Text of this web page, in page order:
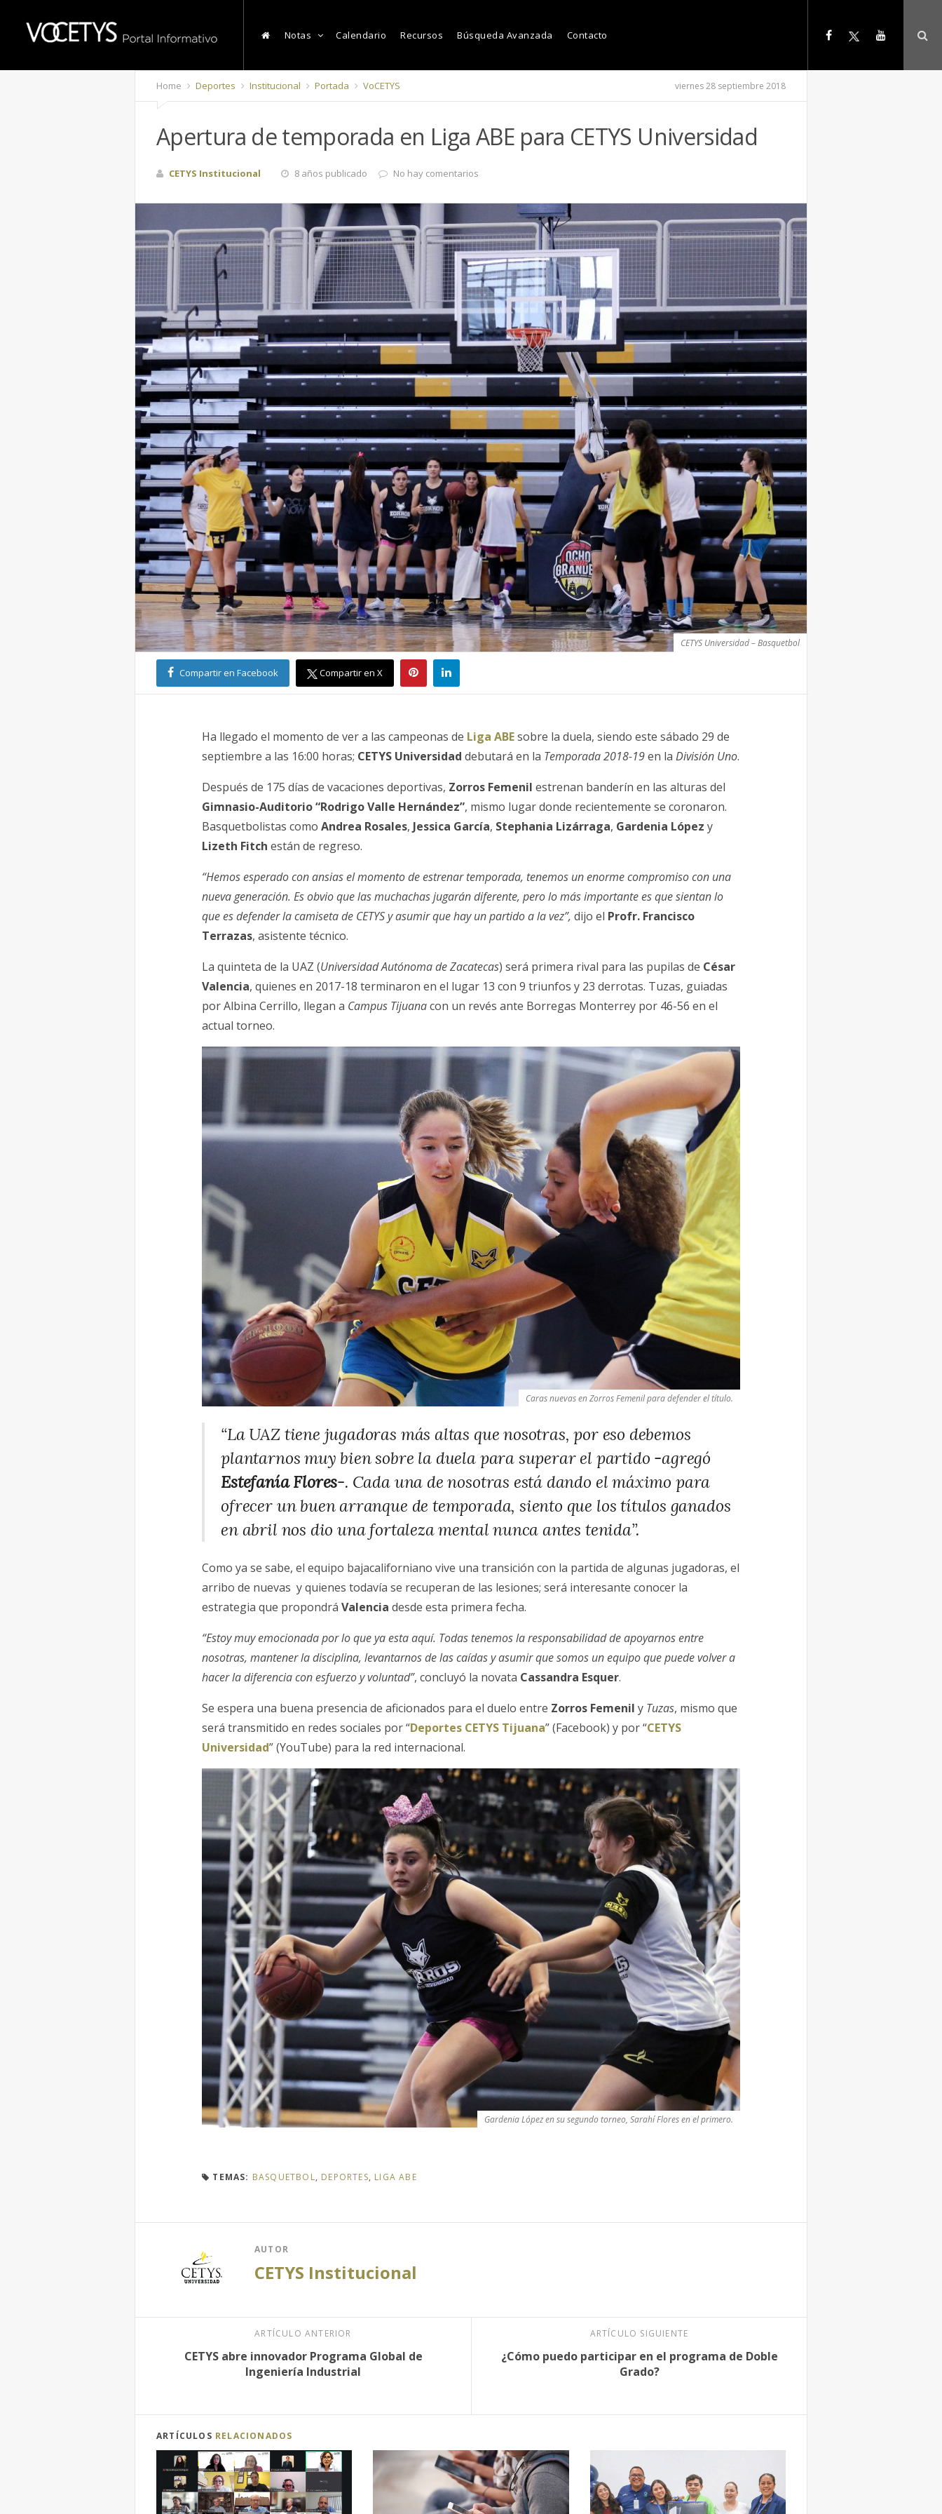
Notas Calendario Recursos Búsqueda Avanzada Contacto
Home Deportes Institucional Portada VoCETYS viernes 28 septiembre 2018
Apertura de temporada en Liga ABE para CETYS Universidad
CETYS Institucional 8 años publicado No hay comentarios
CETYS Universidad – Basquetbol
Compartir en Facebook Compartir en X
Ha llegado el momento de ver a las campeonas de Liga ABEsobre la duela, siendo este sábado 29 de
septiembre a las 16:00 horas; CETYS Universidad debutará en la Temporada 2018-19en la División Uno.
Después de 175 días de vacaciones deportivas, Zorros Femenil estrenan banderín en las alturas del
Gimnasio-Auditorio “Rodrigo Valle Hernández”, mismo lugar donde recientemente se coronaron.
Basquetbolistas como Andrea Rosales, Jessica García, Stephania Lizárraga, Gardenia López y
Lizeth Fitch están de regreso.
“Hemos esperado con ansias el momento de estrenar temporada, tenemos un enorme compromiso con una
nueva generación. Es obvio que las muchachas jugarán diferente, pero lo más importante es que sientan lo
que es defender la camiseta de CETYS y asumir que hay un partido a la vez”, dijo el Profr. Francisco
Terrazas, asistente técnico.
La quinteta de la UAZ (Universidad Autónoma de Zacatecas) será primera rival para las pupilas de César
Valencia, quienes en 2017-18 terminaron en el lugar 13 con 9 triunfos y 23 derrotas. Tuzas, guiadas
por Albina Cerrillo, llegan a Campus Tijuanacon un revés ante Borregas Monterrey por 46-56 en el
actual torneo.
Caras nuevas en Zorros Femenil para defender el título.
“La UAZ tiene jugadoras más altas que nosotras, por eso debemos
plantarnos muy bien sobre la duela para superar el partido -agregó
Estefanía Flores-. Cada una de nosotras está dando el máximo para
ofrecer un buen arranque de temporada, siento que los títulos ganados
en abril nos dio una fortaleza mental nunca antes tenida”.
Como ya se sabe, el equipo bajacaliforniano vive una transición con la partida de algunas jugadoras, el
arribo de nuevas y quienes todavía se recuperan de las lesiones; será interesante conocer la
estrategia que propondrá Valencia desde esta primera fecha.
“Estoy muy emocionada por lo que ya esta aquí. Todas tenemos la responsabilidad de apoyarnos entre
nosotras, mantener la disciplina, levantarnos de las caídas y asumir que somos un equipo que puede volver a
hacer la diferencia con esfuerzo y voluntad”, concluyó la novata Cassandra Esquer.
Se espera una buena presencia de aficionados para el duelo entre Zorros Femenil y Tuzas, mismo que
será transmitido en redes sociales por “Deportes CETYS Tijuana” (Facebook) y por “CETYS
Universidad” (YouTube) para la red internacional.
Gardenia López en su segundo torneo, Sarahí Flores en el primero.
TEMAS: BASQUETBOL, DEPORTES, LIGA ABE
AUTOR
CETYS Institucional
ARTÍCULO ANTERIOR
CETYS abre innovador Programa Global de
Ingeniería Industrial
ARTÍCULO SIGUIENTE
¿Cómo puedo participar en el programa de Doble
Grado?
ARTÍCULOS RELACIONADOS